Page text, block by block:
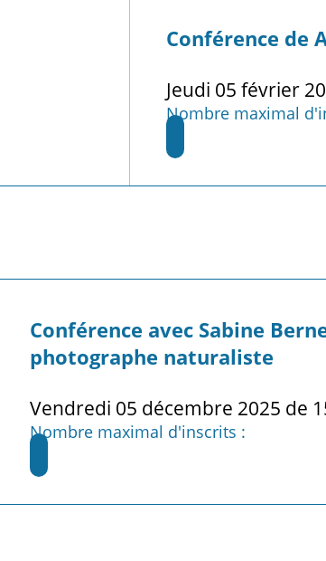
Conférence de
Jeudi 05 février
Nombre maximal
Conférence avec Sabine
photographe naturaliste
Vendredi 05 décembre 2025 de
Nombre maximal d'inscrits :